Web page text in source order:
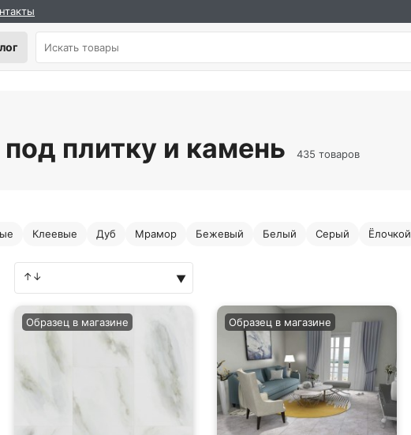
плитку и камень 435 товаров
Клеевые Дуб Мрамор Бежевый Белый Серый Ёлочкой
Образец в магазине Образец в магазине